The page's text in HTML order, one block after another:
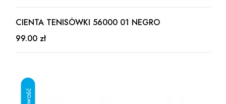
CIENTA TENISÓWKI 56000 01 NEGRO
99.00 zł